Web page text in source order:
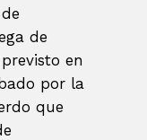
de
en
por la
que